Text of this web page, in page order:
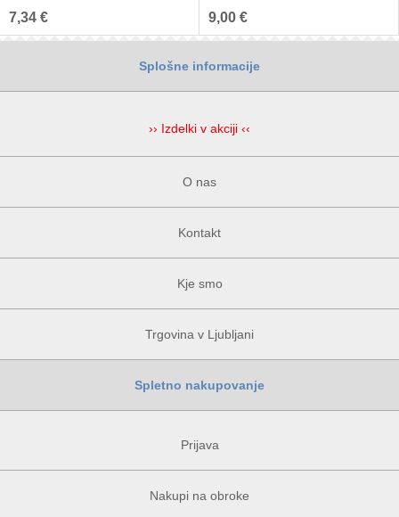
7,34 € 9,00 €
Splošne informacije
›› Izdelki v akciji ‹‹
O nas
Kontakt
Kje smo
Trgovina v Ljubljani
Spletno nakupovanje
Prijava
Nakupi na obroke